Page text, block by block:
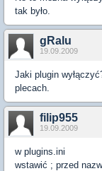
tak było.
gRalu
19.09.2009
Jaki plugin
plecach.
filip955
19.09.2009
w plugins.ini
wstawić ; przed